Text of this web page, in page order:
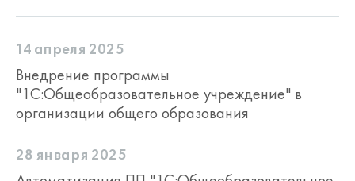
14 апреля 2025
Внедрение программы
"1С:Общеобразовательное учреждение" в
организации общего образования
28 января 2025